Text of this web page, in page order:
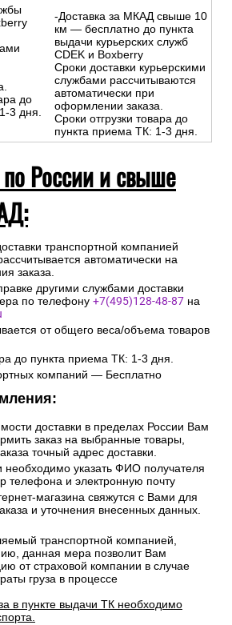
до
3 дня.
-Доставка за МКАД свыше 10
км — бесплатно до пункта
выдачи курьерских служб
CDEK и Boxberry
Сроки доставки курьерскими
службами рассчитываются
автоматически при
оформлении заказа.
Сроки отгрузки товара до
пункта приема ТК: 1-3 дня.
России и свыше
транспортной компанией
автоматически на
заказа.
другими службами доставки
по телефону +7(495)128-48-87 на
от общего веса/объема товаров
до пункта приема ТК: 1-3 дня.
компаний — Бесплатно
доставки в пределах России Вам
заказ на выбранные товары,
точный адрес доставки.
указать ФИО получателя
телефона и электронную почту
магазина свяжутся с Вами для
и уточнения внесенных данных.
транспортной компанией,
данная мера позволит Вам
от страховой компании в случае
груза в процессе
в пункте выдачи ТК необходимо